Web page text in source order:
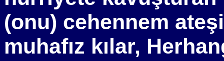
(onu) cehennem
muhafız kılar,